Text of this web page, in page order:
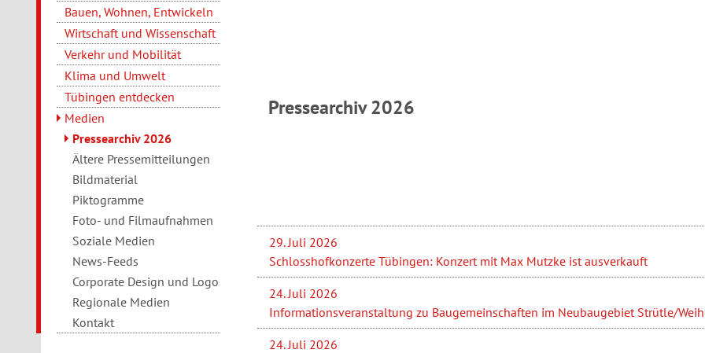
Bauen, Wohnen, Entwickeln
Wirtschaft und Wissenschaft
Verkehr und Mobilität
Klima und Umwelt
Tübingen entdecken
Medien
Pressearchiv 2026
Ältere Pressemitteilungen
Bildmaterial
Piktogramme
Foto- und Filmaufnahmen
Soziale Medien
News-Feeds
Corporate Design und Logo
Regionale Medien
Kontakt
Pressearchiv 2026
29. Juli 2026
Schlosshofkonzerte Tübingen: Konzert mit Max Mutzke ist ausverkauft
24. Juli 2026
Informationsveranstaltung zu Baugemeinschaften im Neubaugebiet Strütle/
24. Juli 2026